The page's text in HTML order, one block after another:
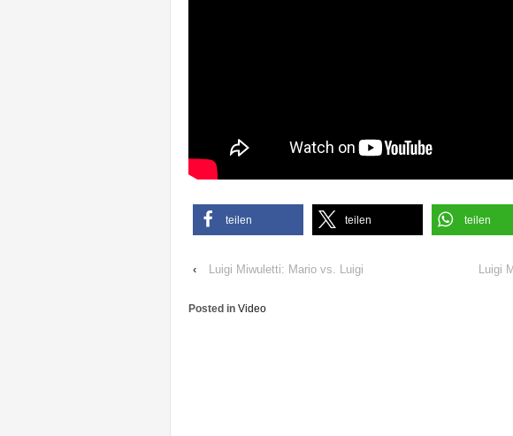
teilen teilen teilen
‹ Luigi Miwuletti: Mario vs. Luigi Luigi
Posted in Video